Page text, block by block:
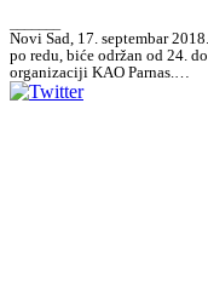
Novi Sad, 17. septembar
po redu, biće održan od 24.
organizaciji KAO Parnas.…